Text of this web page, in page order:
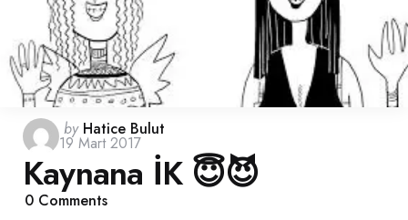
Posted
by
by Hatice Bulut
19 Mart 2017
Kaynana İK 😇😈
0 Comments